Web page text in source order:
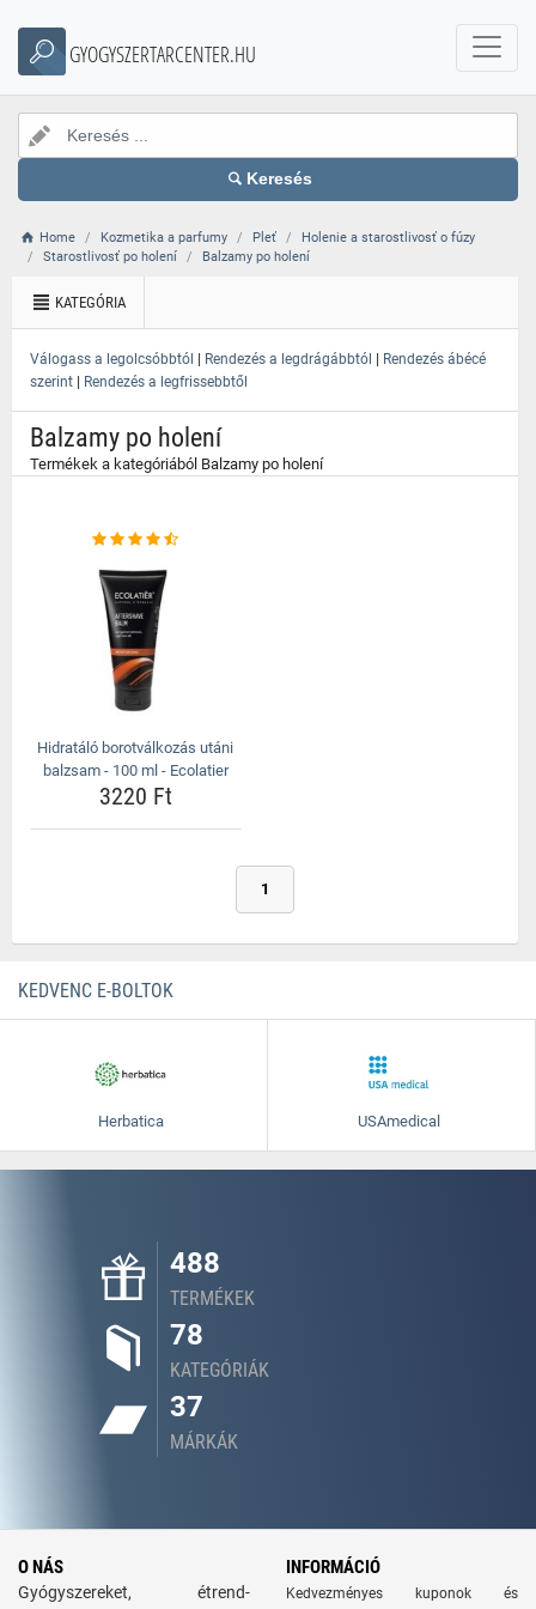
GYOGYSZERTARCENTER.HU
Keresés
Home Kozmetika a parfumy Pleť
Holenie a starostlivosť o fúzy
Starostlivosť po holení
Balzamy po holení
KATEGÓRIA
Válogass a legolcsóbbtól | Rendezés a legdrágábbtól | Rendezés ábécé
szerint | Rendezés a legfrissebbtől
Balzamy po holení
Termékek a kategóriából Balzamy po holení
Hidratáló borotválkozás utáni
balzsam - 100 ml - Ecolatier
3220 Ft
1
KEDVENC E-BOLTOK
Herbatica USAmedical
488
TERMÉKEK
78
KATEGÓRIÁK
37
MÁRKÁK
O NÁS
Gyógyszereket, étrend-
INFORMÁCIÓ
Kedvezményes kuponok és